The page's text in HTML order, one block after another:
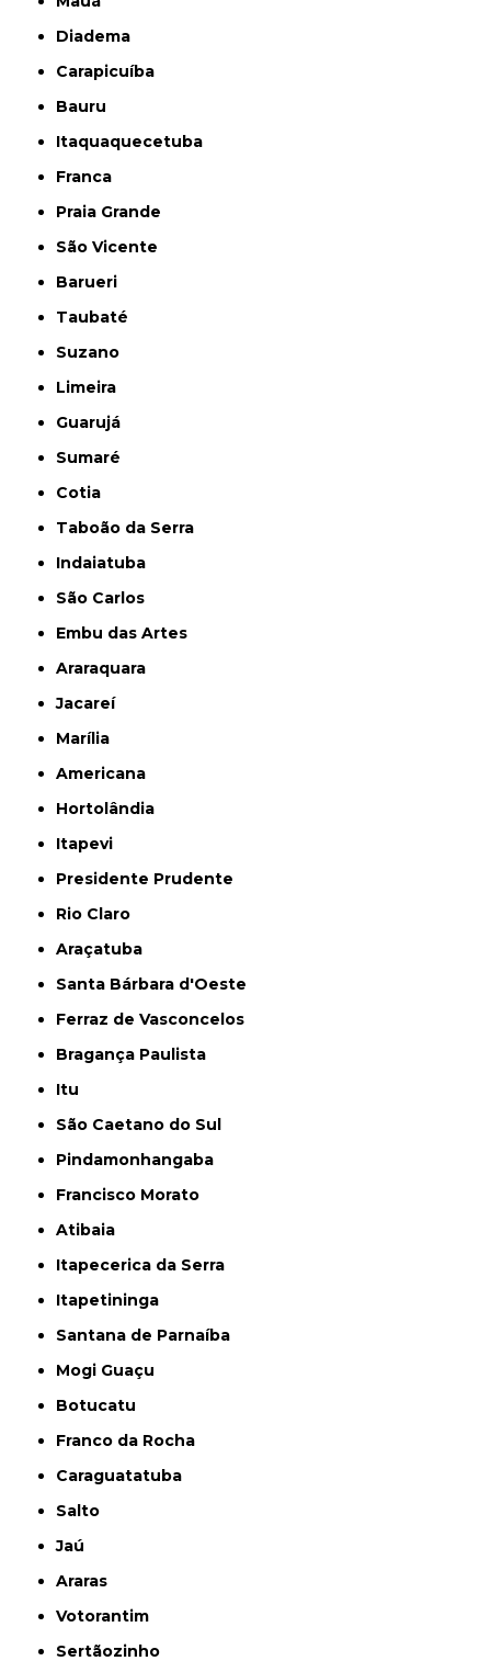
Diadema
Carapicuíba
Bauru
Itaquaquecetuba
Franca
Praia Grande
São Vicente
Barueri
Taubaté
Suzano
Limeira
Guarujá
Sumaré
Cotia
Taboão da Serra
Indaiatuba
São Carlos
Embu das Artes
Araraquara
Jacareí
Marília
Americana
Hortolândia
Itapevi
Presidente Prudente
Rio Claro
Araçatuba
Santa Bárbara d'Oeste
Ferraz de Vasconcelos
Bragança Paulista
Itu
São Caetano do Sul
Pindamonhangaba
Francisco Morato
Atibaia
Itapecerica da Serra
Itapetininga
Santana de Parnaíba
Mogi Guaçu
Botucatu
Franco da Rocha
Caraguatatuba
Salto
Jaú
Araras
Votorantim
Sertãozinho